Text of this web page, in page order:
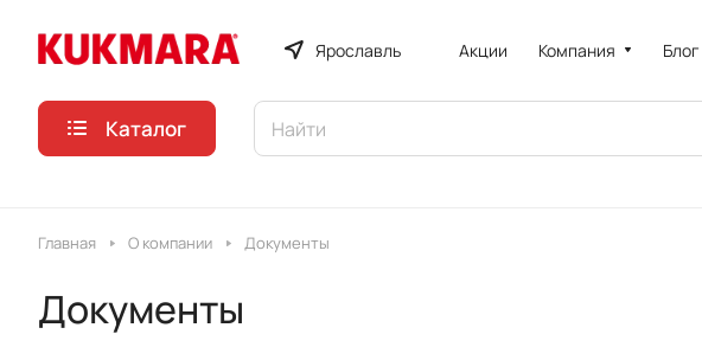
Ярославль Акции Компания Блог
Каталог
Главная О компании Документы
Документы